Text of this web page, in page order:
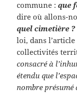
commune :que
dire où allons-
quel cimetière ?
loi, dans l’article
collectivités
consacré à
étendu que
nombre